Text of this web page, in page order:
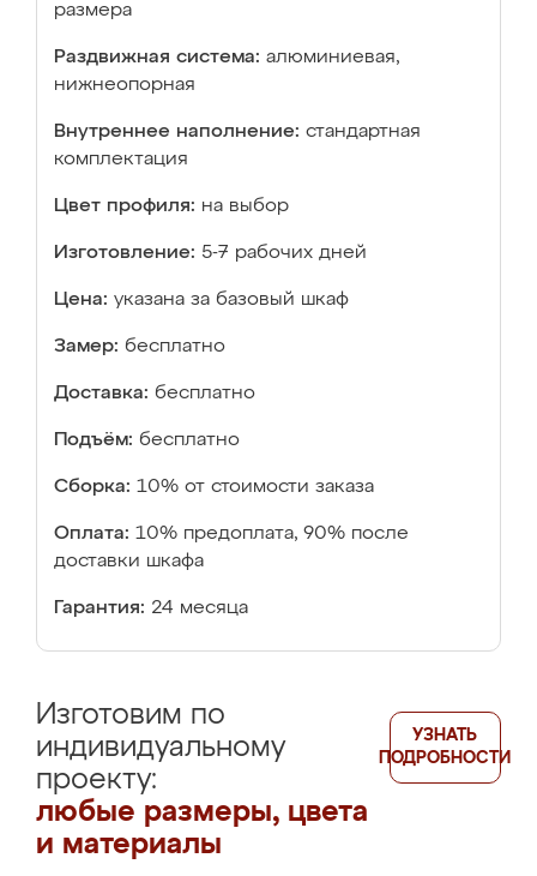
размера
Раздвижная система: алюминиевая,
нижнеопорная
Внутреннее наполнение: стандартная
комплектация
Цвет профиля: на выбор
Изготовление: 5-7 рабочих дней
Цена: указана за базовый шкаф
Замер: бесплатно
Доставка: бесплатно
Подъём: бесплатно
Сборка: 10% от стоимости заказа
Оплата: 10% предоплата, 90% после
доставки шкафа
Гарантия: 24 месяца
Изготовим по
индивидуальному
проекту:
любые размеры, цвета
и материалы
УЗНАТЬ
ПОДРОБНОСТИ